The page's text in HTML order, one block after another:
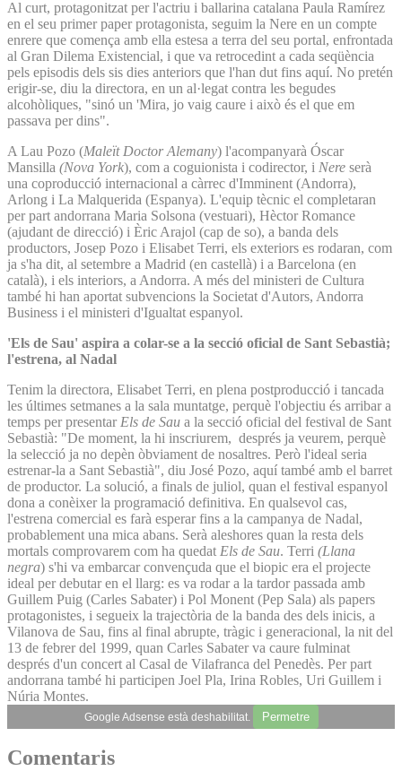
Al curt, protagonitzat per l'actriu i ballarina catalana Paula Ramírez
en el seu primer paper protagonista, seguim la Nere en un compte
enrere que comença amb ella estesa a terra del seu portal, enfrontada
al Gran Dilema Existencial, i que va retrocedint a cada seqüència
pels episodis dels sis dies anteriors que l'han dut fins aquí. No pretén
erigir-se, diu la directora, en un al·legat contra les begudes
alcohòliques, "sinó un 'Mira, jo vaig caure i això és el que em
passava per dins".
A Lau Pozo (Maleït Doctor Alemany) l'acompanyarà Óscar
Mansilla (Nova York), com a coguionista i codirector, i Nere serà
una coproducció internacional a càrrec d'Imminent (Andorra),
Arlong i La Malquerida (Espanya). L'equip tècnic el completaran
per part andorrana Maria Solsona (vestuari), Hèctor Romance
(ajudant de direcció) i Èric Arajol (cap de so), a banda dels
productors, Josep Pozo i Elisabet Terri, els exteriors es rodaran, com
ja s'ha dit, al setembre a Madrid (en castellà) i a Barcelona (en
català), i els interiors, a Andorra. A més del ministeri de Cultura
també hi han aportat subvencions la Societat d'Autors, Andorra
Business i el ministeri d'Igualtat espanyol.
'Els de Sau' aspira a colar-se a la secció oficial de Sant Sebastià;
l'estrena, al Nadal
Tenim la directora, Elisabet Terri, en plena postproducció i tancada
les últimes setmanes a la sala muntatge, perquè l'objectiu és arribar a
temps per presentar Els de Sau a la secció oficial del festival de Sant
Sebastià: "De moment, la hi inscriurem, després ja veurem, perquè
la selecció ja no depèn òbviament de nosaltres. Però l'ideal seria
estrenar-la a Sant Sebastià", diu José Pozo, aquí també amb el barret
de productor. La solució, a finals de juliol, quan el festival espanyol
dona a conèixer la programació definitiva. En qualsevol cas,
l'estrena comercial es farà esperar fins a la campanya de Nadal,
probablement una mica abans. Serà aleshores quan la resta dels
mortals comprovarem com ha quedat Els de Sau. Terri (Llana
negra) s'hi va embarcar convençuda que el biopic era el projecte
ideal per debutar en el llarg: es va rodar a la tardor passada amb
Guillem Puig (Carles Sabater) i Pol Monent (Pep Sala) als papers
protagonistes, i segueix la trajectòria de la banda des dels inicis, a
Vilanova de Sau, fins al final abrupte, tràgic i generacional, la nit del
13 de febrer del 1999, quan Carles Sabater va caure fulminat
després d'un concert al Casal de Vilafranca del Penedès. Per part
andorrana també hi participen Joel Pla, Irina Robles, Uri Guillem i
Núria Montes.
Google Adsense està deshabilitat. Permetre
Comentaris